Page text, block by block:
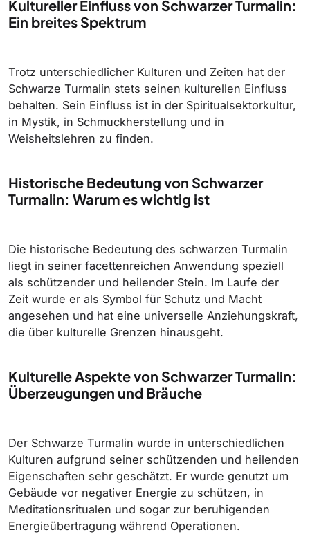
Kultureller Einfluss von Schwarzer Turmalin:
Ein breites Spektrum
Trotz unterschiedlicher Kulturen und Zeiten hat der
Schwarze Turmalin stets seinen kulturellen Einfluss
behalten. Sein Einfluss ist in der Spiritualsektorkultur,
in Mystik, in Schmuckherstellung und in
Weisheitslehren zu finden.
Historische Bedeutung von Schwarzer
Turmalin: Warum es wichtig ist
Die historische Bedeutung des schwarzen Turmalin
liegt in seiner facettenreichen Anwendung speziell
als schützender und heilender Stein. Im Laufe der
Zeit wurde er als Symbol für Schutz und Macht
angesehen und hat eine universelle Anziehungskraft,
die über kulturelle Grenzen hinausgeht.
Kulturelle Aspekte von Schwarzer Turmalin:
Überzeugungen und Bräuche
Der Schwarze Turmalin wurde in unterschiedlichen
Kulturen aufgrund seiner schützenden und heilenden
Eigenschaften sehr geschätzt. Er wurde genutzt um
Gebäude vor negativer Energie zu schützen, in
Meditationsritualen und sogar zur beruhigenden
Energieübertragung während Operationen.